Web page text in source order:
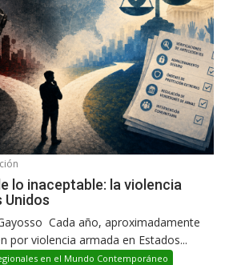
lo inaceptable: la violencia
Unidos
Cada año, aproximadamente
por violencia armada en Estados...
en el Mundo Contemporáneo